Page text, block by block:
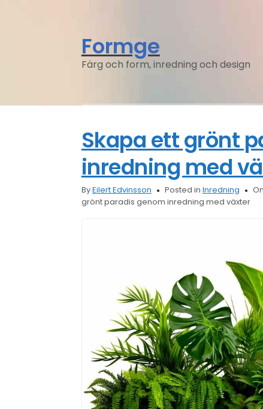
Formge
Färg och form, inredning och design
Skapa ett grönt
inredning med
ByEilert Edvinsson Posted in Inredning
grönt paradis genom inredning med växter